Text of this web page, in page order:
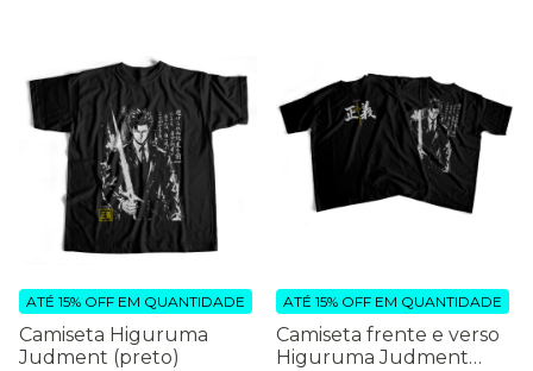
Camiseta Higuruma
Judment (preto)
ATÉ 15% OFF EM QUANTIDADE
Camiseta frente e verso
Higuruma Judment
ATÉ 15% OFF EM QUANTIDADE